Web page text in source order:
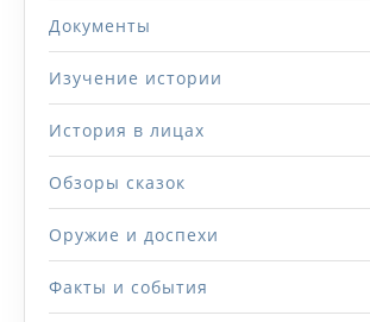
Документы
Изучение истории
История в лицах
Обзоры сказок
Оружие и доспехи
Факты и события